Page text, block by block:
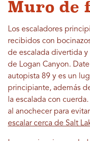
Muro de
Los escaladores
recibidos con
de escalada divertida
de Logan Canyon.
autopista 89 y es un
principiante, además
la escalada con
al anochecer para
escalar cerca de Salt